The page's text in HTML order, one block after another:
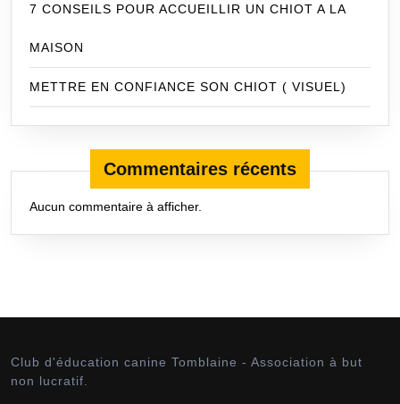
7 CONSEILS POUR ACCUEILLIR UN CHIOT A LA
MAISON
METTRE EN CONFIANCE SON CHIOT ( VISUEL)
Commentaires récents
Aucun commentaire à afficher.
Club d'éducation canine Tomblaine - Association à but
non lucratif.